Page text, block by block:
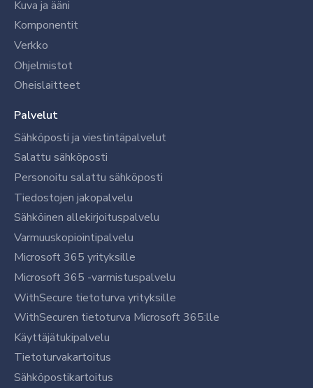
Kuva ja ääni
Komponentit
Verkko
Ohjelmistot
Oheislaitteet
Palvelut
Sähköposti ja viestintäpalvelut
Salattu sähköposti
Personoitu salattu sähköposti
Tiedostojen jakopalvelu
Sähköinen allekirjoituspalvelu
Varmuuskopiointipalvelu
Microsoft 365 yrityksille
Microsoft 365 -varmistuspalvelu
WithSecure tietoturva yrityksille
WithSecuren tietoturva Microsoft 365:lle
Käyttäjätukipalvelu
Tietoturvakartoitus
Sähköpostikartoitus